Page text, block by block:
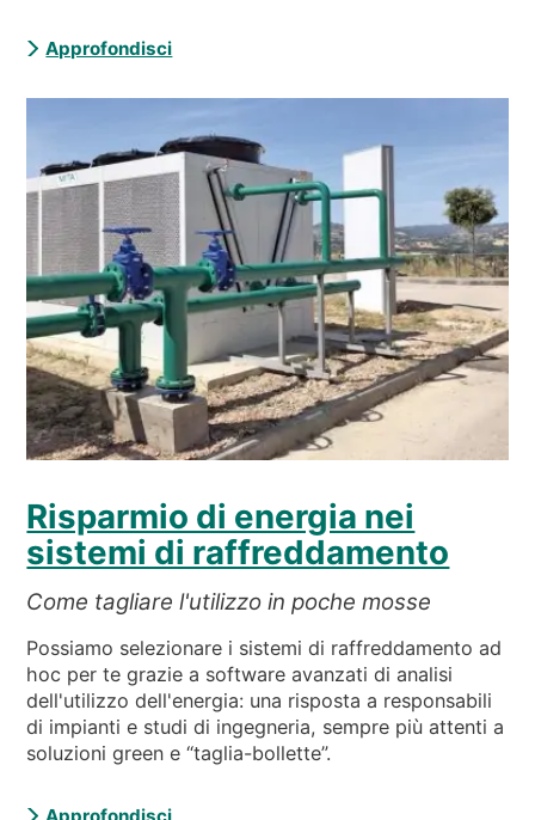
Approfondisci
Risparmio di energia nei
sistemi di raffreddamento
Come tagliare l'utilizzo in poche mosse
Possiamo selezionare i sistemi di raffreddamento ad
hoc per te grazie a software avanzati di analisi
dell'utilizzo dell'energia: una risposta a responsabili
di impianti e studi di ingegneria, sempre più attenti a
soluzioni green e “taglia-bollette”.